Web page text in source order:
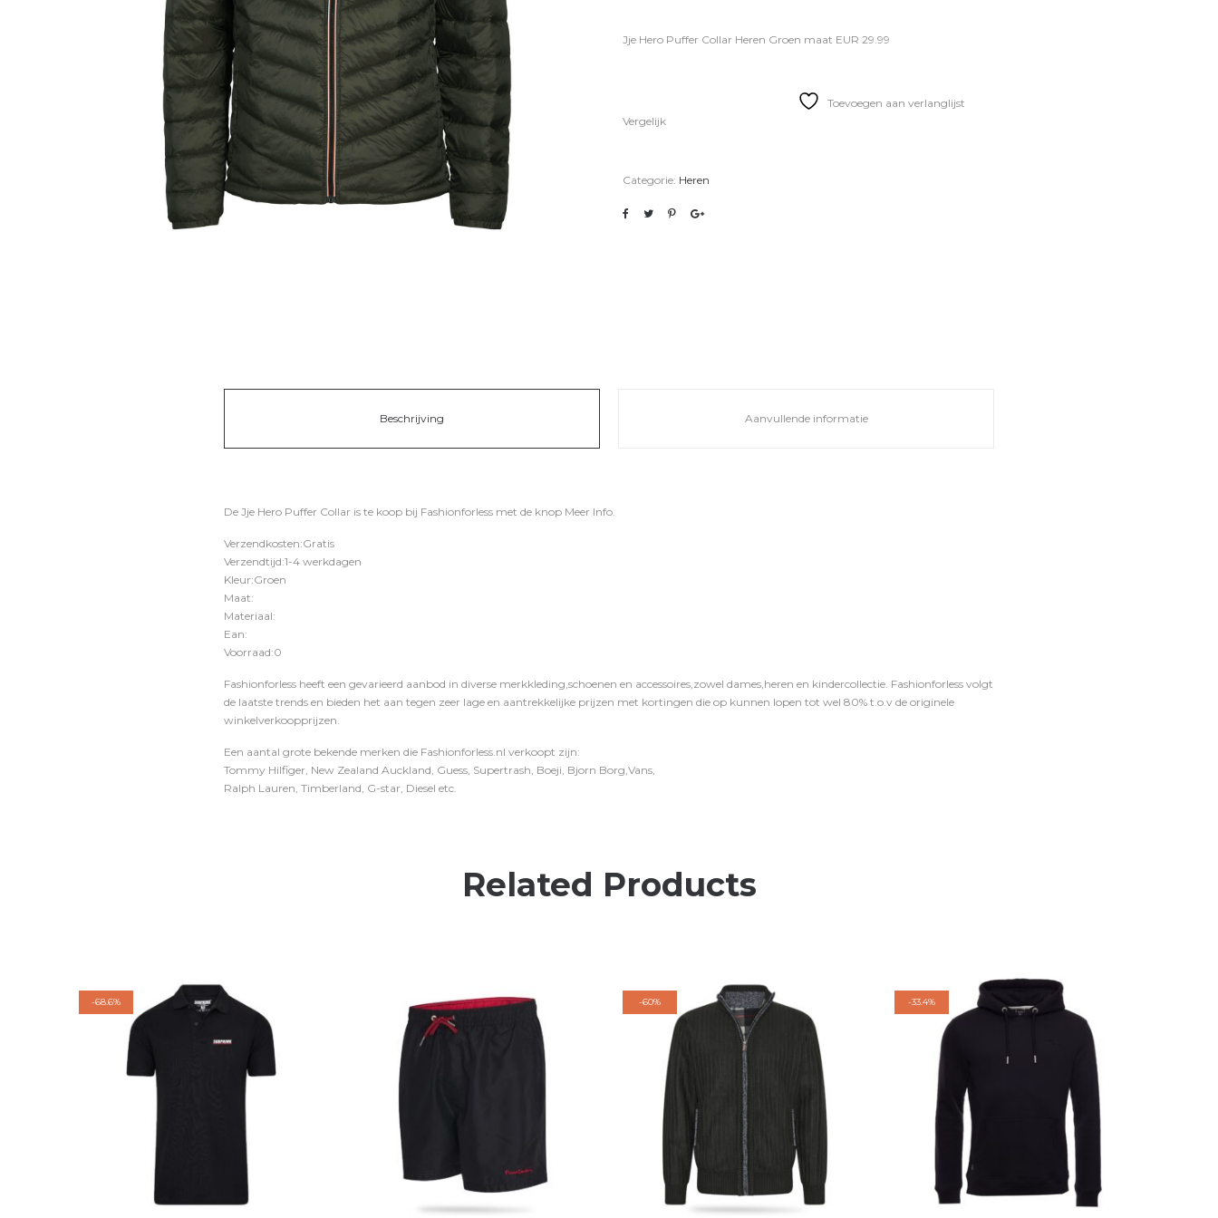
Jje Hero Puffer Collar Heren Groen maat EUR 29.99
Toevoegen aan verlanglijst
Vergelijk
Categorie: Heren
Beschrijving Aanvullende informatie
De Jje Hero Puffer Collar is te koop bij Fashionforless met de knop Meer Info.
Verzendkosten:Gratis
Verzendtijd:1-4 werkdagen
Kleur:Groen
Maat:
Materiaal:
Ean:
Voorraad:0
Fashionforless heeft een gevarieerd aanbod in diverse merkkleding,schoenen en accessoires,zowel dames,heren en kindercollectie. Fashionforless volgt
de laatste trends en bieden het aan tegen zeer lage en aantrekkelijke prijzen met kortingen die op kunnen lopen tot wel 80% t.o.v de originele
winkelverkoopprijzen.
Een aantal grote bekende merken die Fashionforless.nl verkoopt zijn:
Tommy Hilfiger, New Zealand Auckland, Guess, Supertrash, Boeji, Bjorn Borg,Vans,
Ralph Lauren, Timberland, G-star, Diesel etc.
Related Products
-68.6% -60% -33.4%